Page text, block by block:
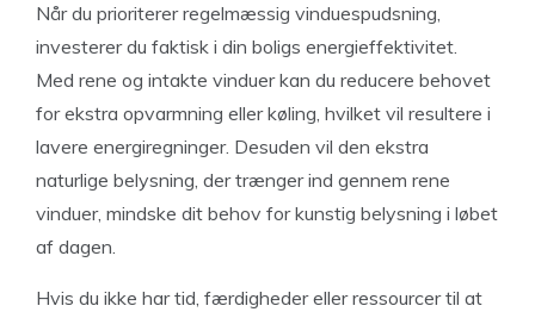
Når du prioriterer regelmæssig vinduespudsning,
investerer du faktisk i din boligs energieffektivitet.
Med rene og intakte vinduer kan du reducere behovet
for ekstra opvarmning eller køling, hvilket vil resultere i
lavere energiregninger. Desuden vil den ekstra
naturlige belysning, der trænger ind gennem rene
vinduer, mindske dit behov for kunstig belysning i løbet
af dagen.
Hvis du ikke har tid, færdigheder eller ressourcer til at